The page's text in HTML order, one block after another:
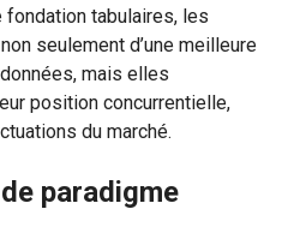
tabulaires, les
seulement d’une meilleure
mais elles
position concurrentielle,
du marché.
paradigme